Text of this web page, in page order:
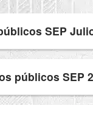
SEP
públicos SEP